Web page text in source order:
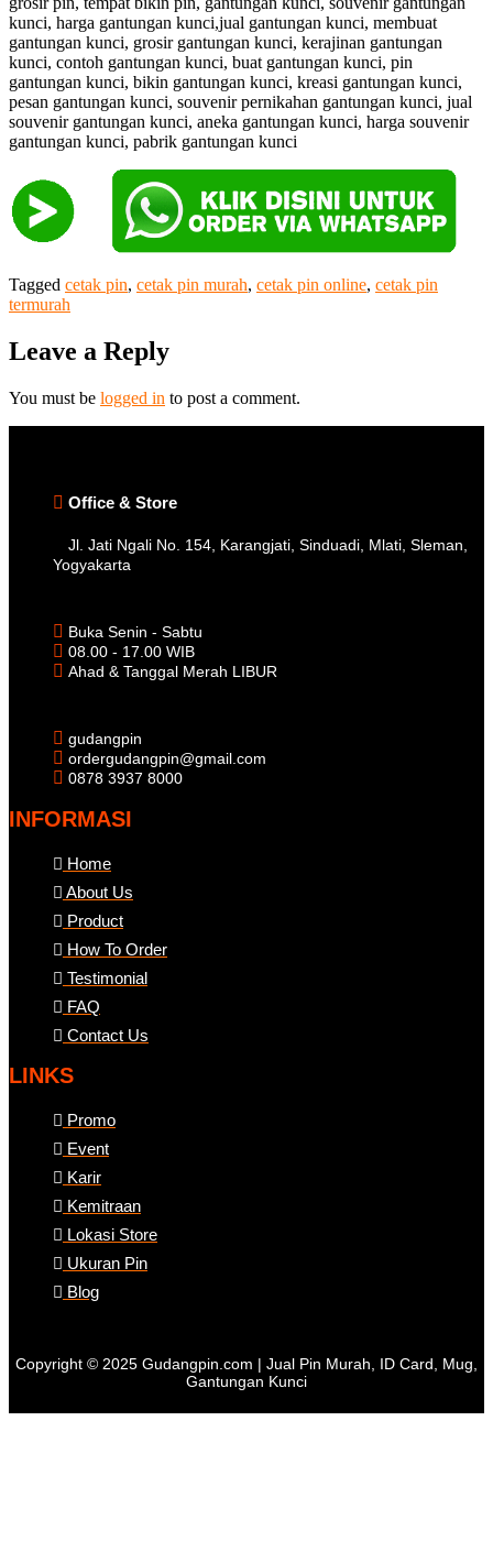
kunci, harga gantungan kunci,jual gantungan kunci, membuat
gantungan kunci, grosir gantungan kunci, kerajinan gantungan
kunci, contoh gantungan kunci, buat gantungan kunci, pin
gantungan kunci, bikin gantungan kunci, kreasi gantungan kunci,
pesan gantungan kunci, souvenir pernikahan gantungan kunci, jual
souvenir gantungan kunci, aneka gantungan kunci, harga souvenir
gantungan kunci, pabrik gantungan kunci
Tagged cetak pin, cetak pin murah, cetak pin online, cetak pin
termurah
Leave a Reply
You must be logged in to post a comment.
Office & Store
Jl. Jati Ngali No. 154, Karangjati, Sinduadi, Mlati, Sleman,
Yogyakarta
Buka Senin - Sabtu
08.00 - 17.00 WIB
Ahad & Tanggal Merah LIBUR
gudangpin
ordergudangpin@gmail.com
0878 3937 8000
INFORMASI
Home
About Us
Product
How To Order
Testimonial
FAQ
Contact Us
LINKS
Promo
Event
Karir
Kemitraan
Lokasi Store
Ukuran Pin
Blog
Copyright © 2025 Gudangpin.com | Jual Pin Murah, ID Card, Mug,
Gantungan Kunci